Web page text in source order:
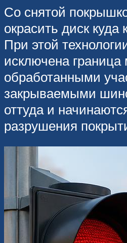
Со снятой
окрасить диск куда
При этой
исключена
обработанными
закрываемыми
оттуда и
разрушения